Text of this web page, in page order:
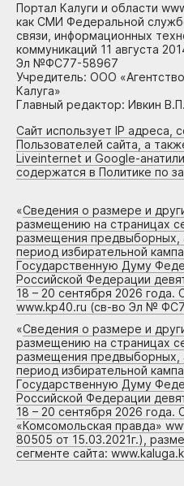
Портал Калуги и области
как СМИ Федеральной
связи, информационных
коммуникаций 11 августа
Эл №ФС77-58967
Учредитель: ООО
Калуга»
Главный редактор: Ивкин В.П.
Сайт использует IP адреса,
Пользователей сайта, а
Liveinternet и Google-
содержатся в Политике по
«Сведения о размере и
размещению на страницах
размещения предвыборных,
период избирательной
Государственную Думу
Российской Федерации
18 – 20 сентября 2026 года.
www.kp40.ru (св-во Эл №
«Сведения о размере и
размещению на страницах
размещения предвыборных,
период избирательной
Государственную Думу
Российской Федерации
18 – 20 сентября 2026 года.
«Комсомольская правда»
80505 от 15.03.2021г.),
сегменте сайта: